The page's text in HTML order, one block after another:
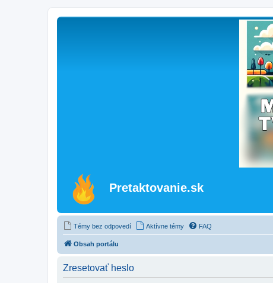
Pretaktovanie.sk
Témy bez odpovedí Aktívne témy FAQ
Obsah portálu
Zresetovať heslo